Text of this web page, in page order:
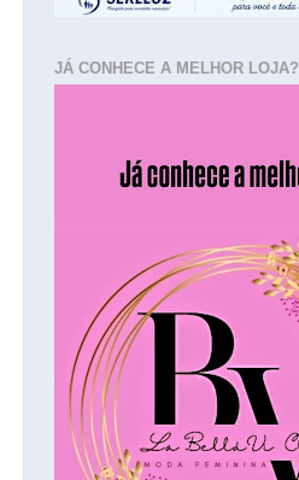
JÁ CONHECE A MELHOR LOJA?